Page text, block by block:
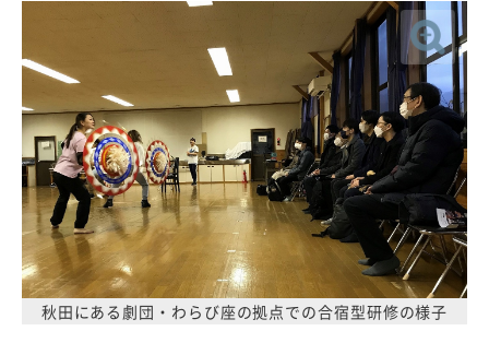
秋田にある劇団・わらび座の拠点での合宿型研修の様子